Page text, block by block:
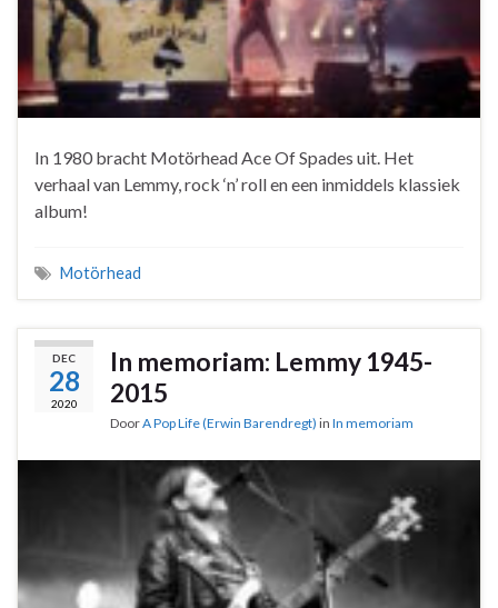
In 1980 bracht Motörhead Ace Of Spades uit. Het
verhaal van Lemmy, rock ‘n’ roll en een inmiddels klassiek
album!
Motörhead
DEC
28
2020
In memoriam: Lemmy 1945-
2015
DoorA Pop Life (Erwin Barendregt) in In memoriam